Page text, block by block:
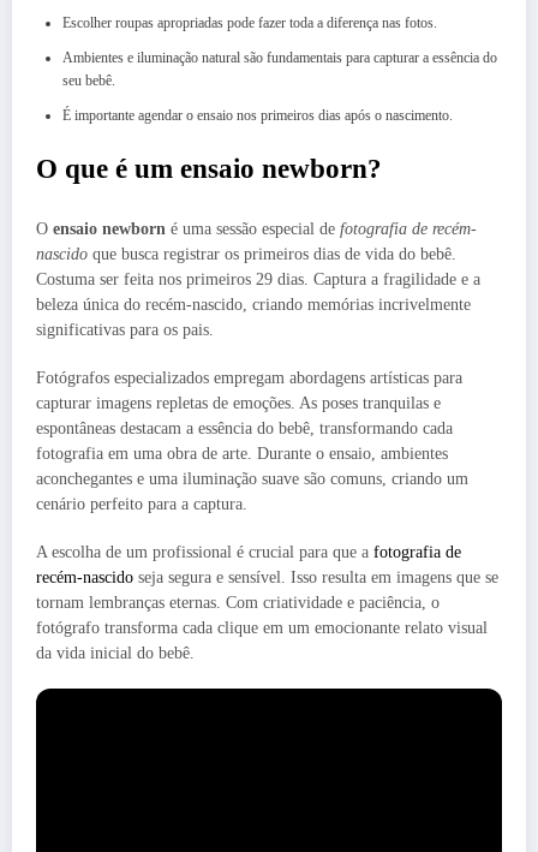
Escolher roupas apropriadas pode fazer toda a diferença nas fotos.
Ambientes e iluminação natural são fundamentais para capturar a essência do
seu bebê.
É importante agendar o ensaio nos primeiros dias após o nascimento.
O que é um ensaio newborn?
O ensaio newborn é uma sessão especial de fotografia de recém-
nascido que busca registrar os primeiros dias de vida do bebê.
Costuma ser feita nos primeiros 29 dias. Captura a fragilidade e a
beleza única do recém-nascido, criando memórias incrivelmente
significativas para os pais.
Fotógrafos especializados empregam abordagens artísticas para
capturar imagens repletas de emoções. As poses tranquilas e
espontâneas destacam a essência do bebê, transformando cada
fotografia em uma obra de arte. Durante o ensaio, ambientes
aconchegantes e uma iluminação suave são comuns, criando um
cenário perfeito para a captura.
A escolha de um profissional é crucial para que a fotografia de
recém-nascido seja segura e sensível. Isso resulta em imagens que se
tornam lembranças eternas. Com criatividade e paciência, o
fotógrafo transforma cada clique em um emocionante relato visual
da vida inicial do bebê.